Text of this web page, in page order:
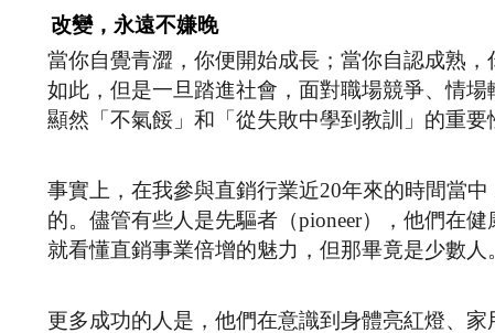
改變，永遠不嫌晚
當你自覺青澀，你便開始成長；當你自認成熟
如此，但是一旦踏進社會，面對職場競爭、情
顯然「不氣餒」和「從失敗中學到教訓」的重要
事實上，在我參與直銷行業近20年來的時間當
的。儘管有些人是先驅者（pioneer），他們在
就看懂直銷事業倍增的魅力，但那畢竟是少數人
更多成功的人是，他們在意識到身體亮紅燈、